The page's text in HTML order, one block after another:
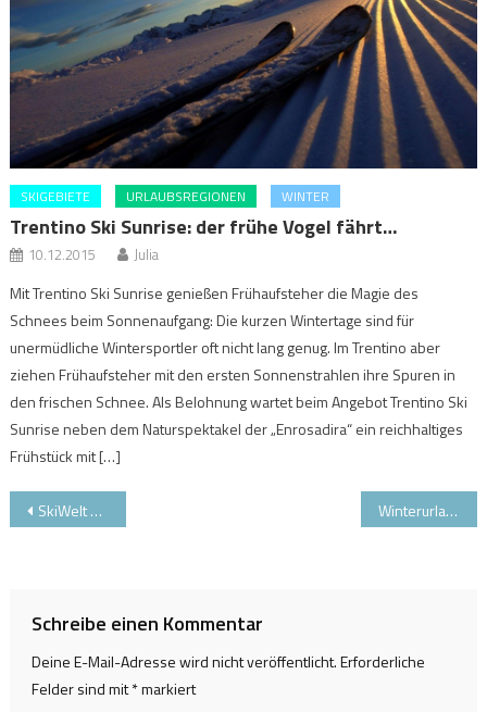
SKIGEBIETE URLAUBSREGIONEN WINTER
Trentino Ski Sunrise: der frühe Vogel fährt…
10.12.2015 Julia
Mit Trentino Ski Sunrise genießen Frühaufsteher die Magie des
Schnees beim Sonnenaufgang: Die kurzen Wintertage sind für
unermüdliche Wintersportler oft nicht lang genug. Im Trentino aber
ziehen Frühaufsteher mit den ersten Sonnenstrahlen ihre Spuren in
den frischen Schnee. Als Belohnung wartet beim Angebot Trentino Ski
Sunrise neben dem Naturspektakel der „Enrosadira“ ein reichhaltiges
Frühstück mit […]
Beitragsnavigation
SkiWelt Wilder Kaiser – Brixental: Kids bis 15 Jahren gratis Winterurlaub im Allgäu – wie wär’s mit Pfronten?
Schreibe einen Kommentar
Deine E-Mail-Adresse wird nicht veröffentlicht.Erforderliche
Felder sind mit*markiert